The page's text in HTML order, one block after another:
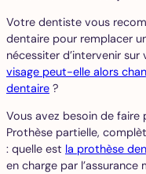
Votre dentiste vous
dentaire pour remplacer
nécessiter d’intervenir sur
visage peut-elle alors
dentaire ?
Vous avez besoin de
Prothèse partielle,
: quelle est la prothèse
en charge par l’assurance